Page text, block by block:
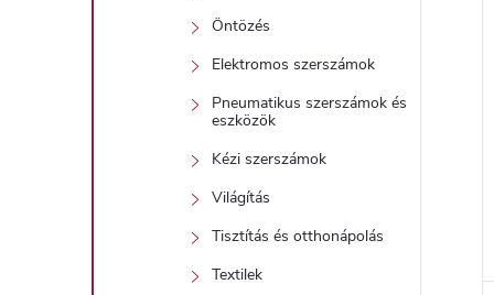
Öntözés
Elektromos szerszámok
Pneumatikus szerszámok és
eszközök
Kézi szerszámok
Világítás
Tisztítás és otthonápolás
Textilek